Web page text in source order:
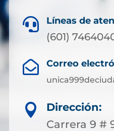
 Líneas de
(601)
 Correo

Dirección:
Carrera 9 #